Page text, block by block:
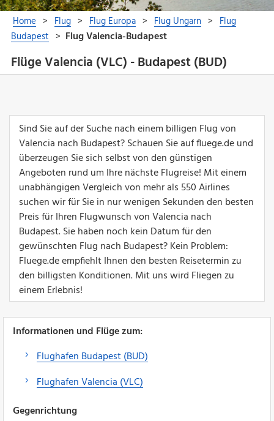
Flüge Valencia (VLC) - Budapest (BUD)
Sind Sie auf der Suche nach einem billigen Flug von
Valencia nach Budapest? Schauen Sie auf fluege.de und
überzeugen Sie sich selbst von den günstigen
Angeboten rund um Ihre nächste Flugreise! Mit einem
unabhängigen Vergleich von mehr als 550 Airlines
suchen wir für Sie in nur wenigen Sekunden den besten
Preis für Ihren Flugwunsch von Valencia nach
Budapest. Sie haben noch kein Datum für den
gewünschten Flug nach Budapest? Kein Problem:
Fluege.de empfiehlt Ihnen den besten Reisetermin zu
den billigsten Konditionen. Mit uns wird Fliegen zu
einem Erlebnis!
Informationen und Flüge zum:
Flughafen Budapest (BUD)
Flughafen Valencia (VLC)
Gegenrichtung